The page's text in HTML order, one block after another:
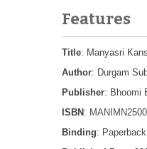
Features
Title: Manyasri
Author: Durgam
Publisher: Bhoomi
ISBN : MANIMN2500
Binding: Paperback